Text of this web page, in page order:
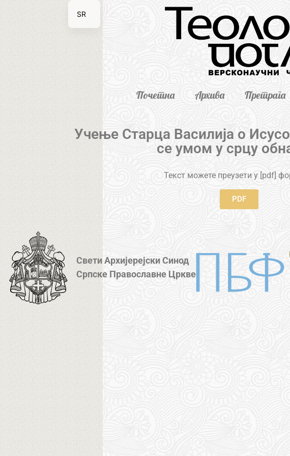
Почетна Архива Претрага
Учење Старца Василија о
се умом у срцу
Текст можете преузети у [pdf]
PDF
Свети Архијерејски Синод
Српске Православне Цркве
SR
EN